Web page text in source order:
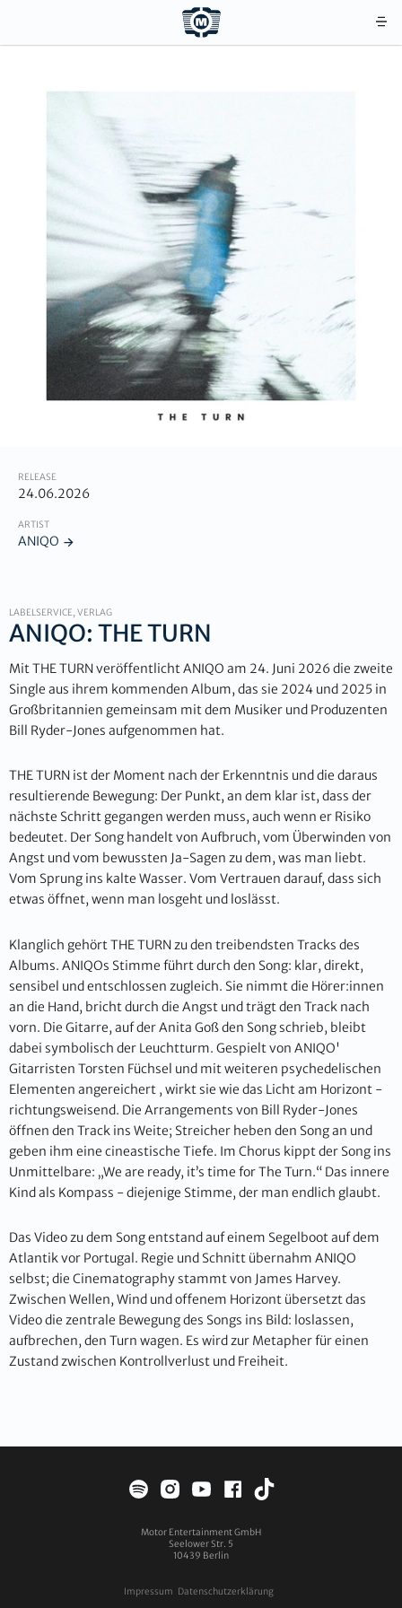
RELEASE
24.06.2026
ARTIST
ANIQO
LABELSERVICE, VERLAG
ANIQO: THE TURN
Mit THE TURN veröffentlicht ANIQO am 24. Juni 2026 die zweite
Single aus ihrem kommenden Album, das sie 2024 und 2025 in
Großbritannien gemeinsam mit dem Musiker und Produzenten
Bill Ryder-Jones aufgenommen hat.
THE TURN ist der Moment nach der Erkenntnis und die daraus
resultierende Bewegung: Der Punkt, an dem klar ist, dass der
nächste Schritt gegangen werden muss, auch wenn er Risiko
bedeutet. Der Song handelt von Aufbruch, vom Überwinden von
Angst und vom bewussten Ja-Sagen zu dem, was man liebt.
Vom Sprung ins kalte Wasser. Vom Vertrauen darauf, dass sich
etwas öffnet, wenn man losgeht und loslässt.
Klanglich gehört THE TURN zu den treibendsten Tracks des
Albums. ANIQOs Stimme führt durch den Song: klar, direkt,
sensibel und entschlossen zugleich. Sie nimmt die Hörer:innen
an die Hand, bricht durch die Angst und trägt den Track nach
vorn. Die Gitarre, auf der Anita Goß den Song schrieb, bleibt
dabei symbolisch der Leuchtturm. Gespielt von ANIQO'
Gitarristen Torsten Füchsel und mit weiteren psychedelischen
Elementen angereichert , wirkt sie wie das Licht am Horizont -
richtungsweisend. Die Arrangements von Bill Ryder-Jones
öffnen den Track ins Weite; Streicher heben den Song an und
geben ihm eine cineastische Tiefe. Im Chorus kippt der Song ins
Unmittelbare: „We are ready, it’s time for The Turn.“ Das innere
Kind als Kompass - diejenige Stimme, der man endlich glaubt.
Das Video zu dem Song entstand auf einem Segelboot auf dem
Atlantik vor Portugal. Regie und Schnitt übernahm ANIQO
selbst; die Cinematography stammt von James Harvey.
Zwischen Wellen, Wind und offenem Horizont übersetzt das
Video die zentrale Bewegung des Songs ins Bild: loslassen,
aufbrechen, den Turn wagen. Es wird zur Metapher für einen
Zustand zwischen Kontrollverlust und Freiheit.
Motor Entertainment GmbH
Seelower Str. 5
10439 Berlin
Impressum Datenschutzerklärung